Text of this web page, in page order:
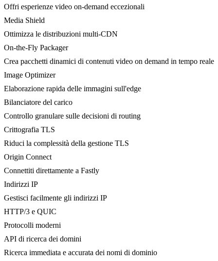
Offri esperienze video on-demand eccezionali
Media Shield
Ottimizza le distribuzioni multi-CDN
On-the-Fly Packager
Crea pacchetti dinamici di contenuti video on demand in tempo reale
Image Optimizer
Elaborazione rapida delle immagini sull'edge
Bilanciatore del carico
Controllo granulare sulle decisioni di routing
Crittografia TLS
Riduci la complessità della gestione TLS
Origin Connect
Connettiti direttamente a Fastly
Indirizzi IP
Gestisci facilmente gli indirizzi IP
HTTP/3 e QUIC
Protocolli moderni
API di ricerca dei domini
Ricerca immediata e accurata dei nomi di dominio